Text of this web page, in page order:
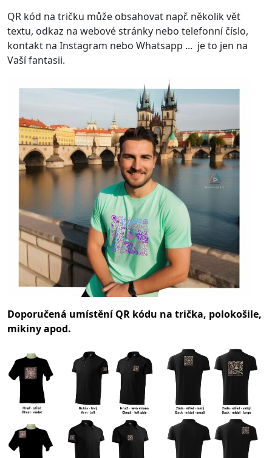
QR kód na tričku může obsahovat např. několik vět
textu, odkaz na webové stránky nebo telefonní číslo,
kontakt na Instagram nebo Whatsapp ... je to jen na
Vaší fantasii.
Doporučená umístění QR kódu na trička, polokošile,
mikiny apod.